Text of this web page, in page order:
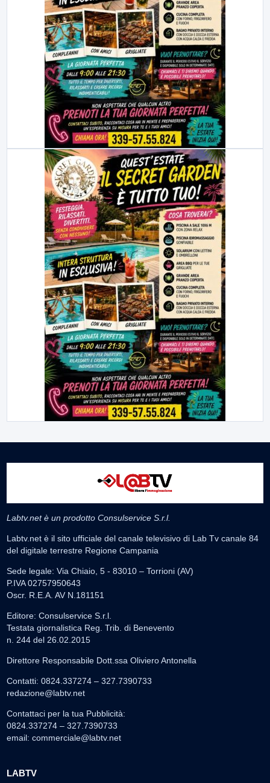
Labtv.net è un prodotto Consulservice S.r.l.
Labtv.net è il sito ufficiale del canale televisivo di Lab Tv canale 84
del digitale terrestre Regione Campania
Sede legale: Via Chiaio, 5 - 83010 – Torrioni (AV)
P.IVA 02757950643
Oscr. R.E.A. AV N.181151
Editore: Consulservice S.r.l.
Testata giornalistica Reg. Trib. di Benevento
n. 244 del 26.02.2015
Direttore Responsabile Dott.ssa Oliviero Antonella
Contatti: 0824.337274 – 327.7390733
redazione@labtv.net
Contattaci per la tua Pubblicità:
0824.337274 – 327.7390733
email: commerciale@labtv.net
LABTV